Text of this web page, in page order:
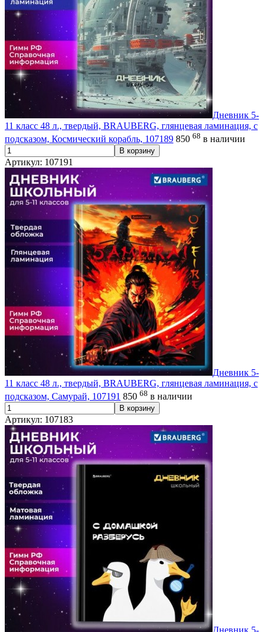
Дневник 5-
11 класс 48 л., твердый, BRAUBERG, глянцевая ламинация, с
подсказом, Космический корабль, 107189 850 68 в наличии
В корзину
Артикул: 107191
Дневник 5-
11 класс 48 л., твердый, BRAUBERG, глянцевая ламинация, с
подсказом, Самурай, 107191 850 68 в наличии
В корзину
Артикул: 107183